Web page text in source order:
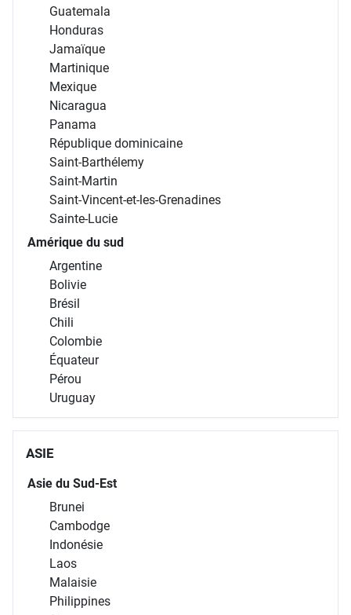
Guatemala
Honduras
Jamaïque
Martinique
Mexique
Nicaragua
Panama
République dominicaine
Saint-Barthélemy
Saint-Martin
Saint-Vincent-et-les-Grenadines
Sainte-Lucie
Amérique du sud
Argentine
Bolivie
Brésil
Chili
Colombie
Équateur
Pérou
Uruguay
ASIE
Asie du Sud-Est
Brunei
Cambodge
Indonésie
Laos
Malaisie
Philippines